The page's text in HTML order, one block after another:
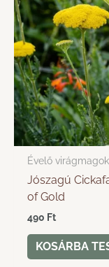
Évelő virágmagok
Jószagú
of Gold
490 Ft
KOSÁRBA